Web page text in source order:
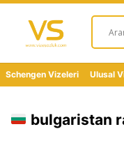
Schengen Vizeleri Ulusal
bulgaristan